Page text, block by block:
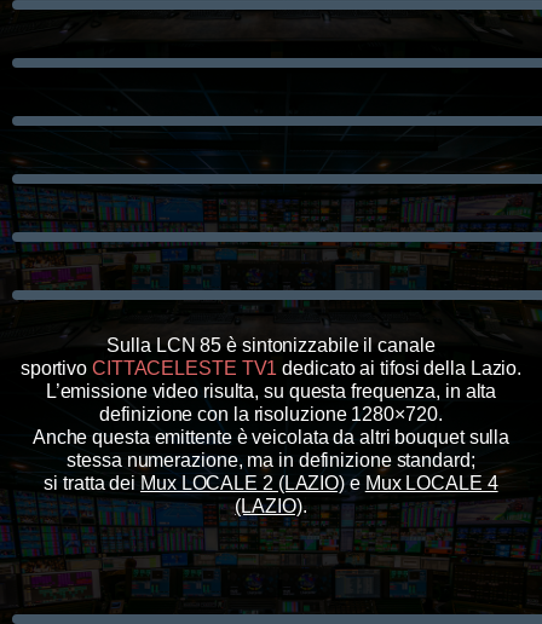
Sulla LCN 85 è sintonizzabile il canale
sportivo CITTACELESTE TV1 dedicato ai tifosi della Lazio.
L’emissione video risulta, su questa frequenza, in alta
definizione con la risoluzione 1280×720.
Anche questa emittente è veicolata da altri bouquet sulla
stessa numerazione, ma in definizione standard;
si tratta dei Mux LOCALE 2 (LAZIO)e Mux LOCALE 4
(LAZIO).